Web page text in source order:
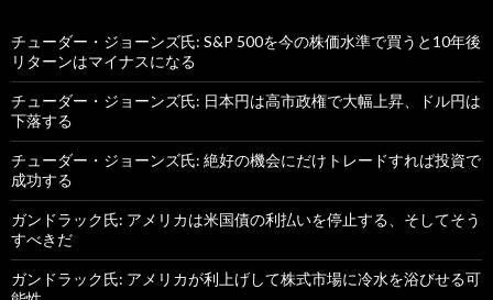
チューダー・ジョーンズ氏: S&P 500を今の株価水準で買うと10年後
リターンはマイナスになる
チューダー・ジョーンズ氏: 日本円は高市政権で大幅上昇、ドル円は
下落する
チューダー・ジョーンズ氏: 絶好の機会にだけトレードすれば投資で
成功する
ガンドラック氏: アメリカは米国債の利払いを停止する、そしてそう
すべきだ
ガンドラック氏: アメリカが利上げして株式市場に冷水を浴びせる可